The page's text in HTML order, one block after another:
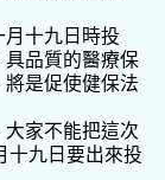
十九日時投
品質的醫療保
是促使健保法
家不能把這次
十九日要出來投